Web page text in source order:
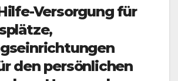
Versorgung für
den persönlichen